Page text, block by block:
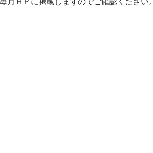
に掲載しますのでご確認ください。